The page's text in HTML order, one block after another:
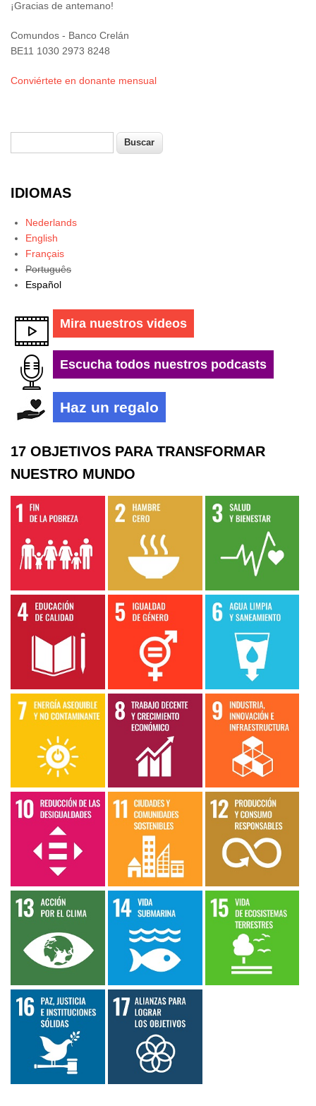
¡Gracias de antemano!
Comundos - Banco Crelán
BE11 1030 2973 8248
Conviértete en donante mensual
Formulario de búsqueda
IDIOMAS
Nederlands
English
Français
Português
Español
Mira nuestros videos
Escucha todos nuestros podcasts
Haz un regalo
17 OBJETIVOS PARA TRANSFORMAR
NUESTRO MUNDO